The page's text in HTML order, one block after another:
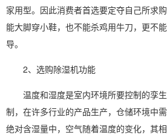
家用型。因此消费者首选要定夺自己所求
能大脚穿小鞋，也不能杀鸡用牛刀，更不
导。
2、选购除湿机功能
温度和湿度是室内环境所要控制的孪
制，在许多行业的产品生产，仓储环境中
绝对含湿量中，空气随着温度的变化，其